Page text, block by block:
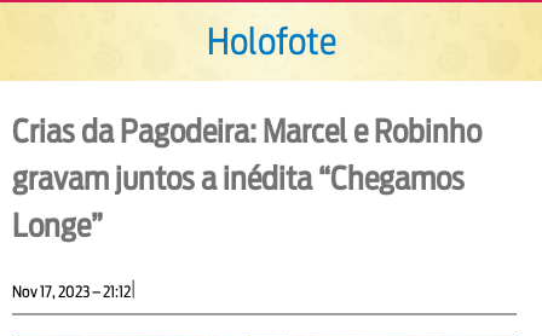
Holofote
Crias da Pagodeira: Marcel e Robinho
gravam juntos a inédita “Chegamos
Longe”
Nov 17, 2023 – 21:12